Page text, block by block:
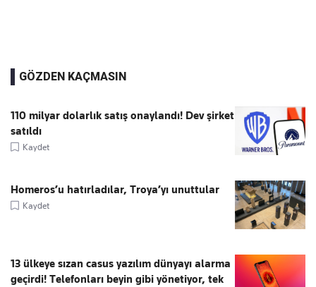
GÖZDEN KAÇMASIN
110 milyar dolarlık satış onaylandı! Dev şirket
satıldı
Kaydet
Homeros’u hatırladılar, Troya’yı unuttular
Kaydet
13 ülkeye sızan casus yazılım dünyayı alarma
geçirdi! Telefonları beyin gibi yönetiyor, tek